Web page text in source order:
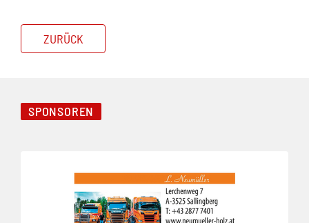
ZURÜCK
SPONSOREN